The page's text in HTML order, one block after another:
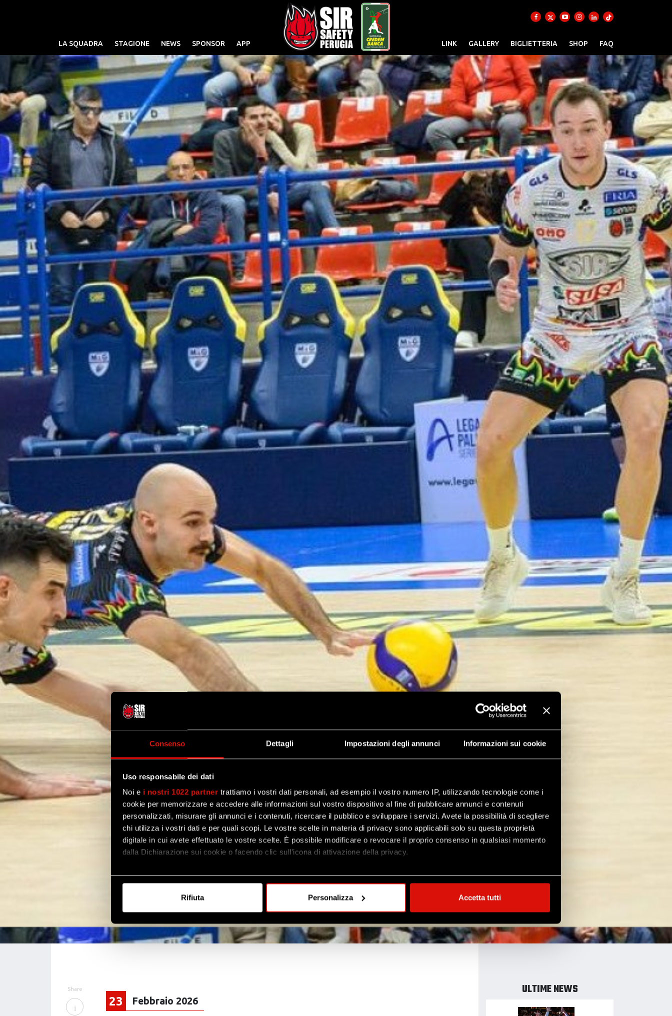
Consenso Dettagli Impostazioni degli annunci Informazioni sui cookie
Uso responsabile dei dati
Noi e i nostri 1022 partner trattiamo i vostri dati personali, ad esempio il vostro numero IP, utilizzando tecnologie come i
cookie per memorizzare e accedere alle informazioni sul vostro dispositivo al fine di pubblicare annunci e contenuti
personalizzati, misurare gli annunci e i contenuti, ricercare il pubblico e sviluppare i servizi. Avete la possibilità di scegliere
chi utilizza i vostri dati e per quali scopi. Le vostre scelte in materia di privacy sono applicabili solo su questa proprietà
digitale in cui avete effettuato le vostre scelte. È possibile modificare o revocare il proprio consenso in qualsiasi momento
dalla Dichiarazione sui cookie o facendo clic sull'icona di attivazione della privacy.
Con il tuo consenso, vorremmo anche:
Identificare il tuo dispositivo, scansionandolo attivamente alla ricerca di caratteristiche specifiche (impronte
digitali).
Approfondisci come vengono elaborati i tuoi dati personali e imposta le tue preferenze nellasezione dettagli. Puoi
modificare o ritirare il tuo consenso in qualsiasi momento dalla Dichiarazione sui cookie.
di analisi dei dati web, pubblicità e social media, i quali potrebbero combinarle con altre informazioni che hai fornito loro o
che hanno raccolto dal tuo utilizzo dei loro servizi.
Rifiuta Personalizza Accetta tutti
Share
23 Febbraio 2026
ULTIME NEWS
LA SQUADRA STAGIONE NEWS SPONSOR APP LINK GALLERY BIGLIETTERIA SHOP FAQ